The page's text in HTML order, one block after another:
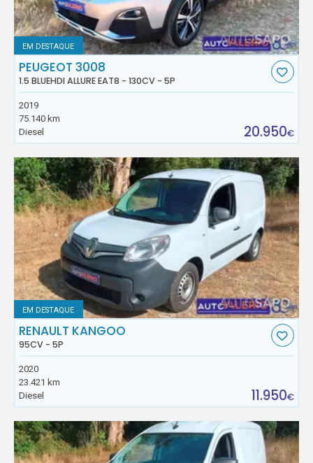
EM DESTAQUE
PEUGEOT 3008
1.5 BLUEHDI ALLURE EAT8 - 130CV - 5P
2019
75.140 km
Diesel
20.950€
EM DESTAQUE
RENAULT KANGOO
95CV - 5P
2020
23.421 km
Diesel
11.950€